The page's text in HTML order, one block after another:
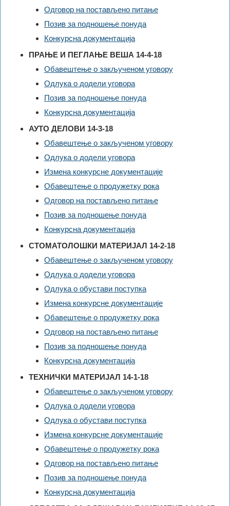
Одговор на постављено питање
Позив за подношење понуда
Конкурсна документација
ПРАЊЕ И ПЕГЛАЊЕ ВЕША 14-4-18
Обавештење о закљученом уговору
Одлука о додели уговора
Позив за подношење понуда
Конкурсна документација
АУТО ДЕЛОВИ 14-3-18
Обавештење о закљученом уговору
Одлука о додели уговора
Измена конкурсне документације
Обавештење о продужетку рока
Одговор на постављено питање
Позив за подношење понуда
Конкурсна документација
СТОМАТОЛОШКИ МАТЕРИЈАЛ 14-2-18
Обавештење о закљученом уговору
Одлука о додели уговора
Одлука о обустави поступка
Измена конкурсне документације
Обавештење о продужетку рока
Одговор на постављено питање
Позив за подношење понуда
Конкурсна документација
ТЕХНИЧКИ МАТЕРИЈАЛ 14-1-18
Обавештење о закљученом уговору
Одлука о додели уговора
Одлука о обустави поступка
Измена конкурсне документације
Обавештење о продужетку рока
Одговор на постављено питање
Позив за подношење понуда
Конкурсна документација